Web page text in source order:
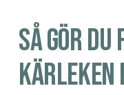
Så gör
kärleken